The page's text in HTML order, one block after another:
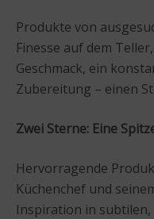
Produkte von
Finesse auf dem
Geschmack, ein
Zubereitung – einen
Zwei Sterne: Eine
Hervorragende
Küchenchef und
Inspiration in